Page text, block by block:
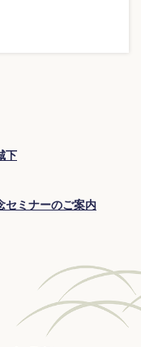
下
セミナーのご案内